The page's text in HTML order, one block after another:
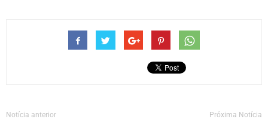
Notícia anterior Próxima Notícia